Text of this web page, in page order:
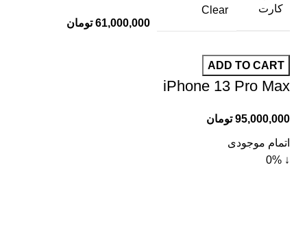
کارت
Clear
ADD TO CART
iPhone 13 Pro Max
95,000,000 تومان
61,000,000 تومان
اتمام موجودی
↓ 0%